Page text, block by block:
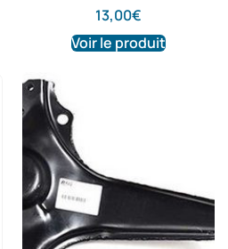
13,00€
Voir le produit